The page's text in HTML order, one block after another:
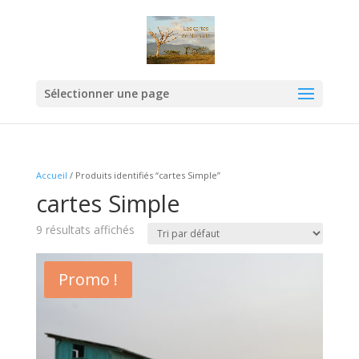
Sélectionner une page
Accueil / Produits identifiés “cartes Simple”
cartes Simple
9 résultats affichés
Promo !